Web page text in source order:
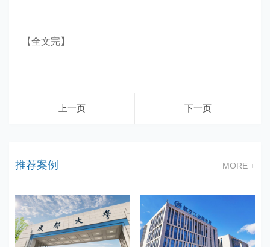
【全文完】
上一页 下一页
推荐案例 MORE +